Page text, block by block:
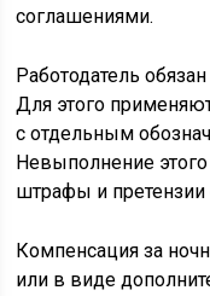
соглашениями.
Работодатель
Для этого
с отдельным
Невыполнение
штрафы и претензии
Компенсация за
или в виде